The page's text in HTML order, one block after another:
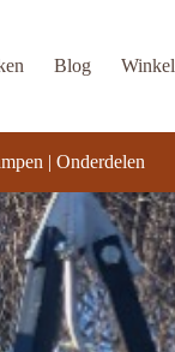
Blog Winkel
| Onderdelen